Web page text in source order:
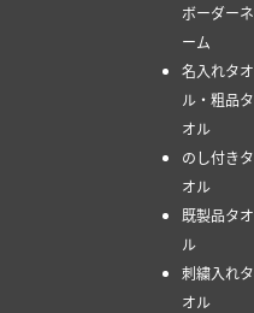
ボーダーネ
ーム
名入れタオ
ル・粗品タ
オル
のし付きタ
オル
既製品タオ
ル
刺繍入れタ
オル